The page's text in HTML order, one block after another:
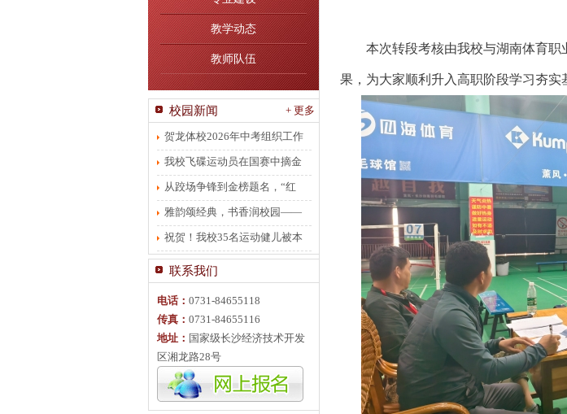
教学动态
教师队伍
校园新闻 + 更多
贺龙体校2026年中考组织工作
有力有序
我校飞碟运动员在国赛中摘金
夺银
从跤场争锋到金榜题名，“红
梅”将不服输进行到底
雅韵颂经典，书香润校园——
贺龙体校朗诵比赛圆满落幕
祝贺！我校35名运动健儿被本
科院校录取
联系我们
电话： 0731-84655118
传真： 0731-84655116
地址： 国家级长沙经济技术开发
区湘龙路28号
本次转段考核由我校与湖南体育
果，为大家顺利升入高职阶段学习夯实